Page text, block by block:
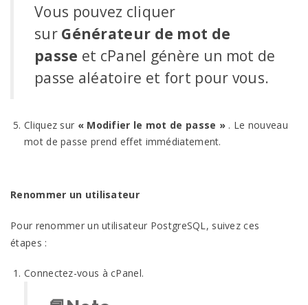
Vous pouvez cliquer
sur Générateur de mot de
passe et cPanel génère un mot de
passe aléatoire et fort pour vous.
Cliquez sur « Modifier le mot de passe » . Le nouveau
mot de passe prend effet immédiatement.
Renommer un utilisateur
Pour renommer un utilisateur PostgreSQL, suivez ces
étapes :
Connectez-vous à cPanel.